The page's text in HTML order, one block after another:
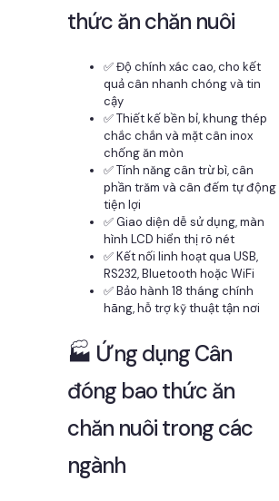
thức ăn chăn nuôi
✅ Độ chính xác cao, cho kết
quả cân nhanh chóng và tin
cậy
✅ Thiết kế bền bỉ, khung thép
chắc chắn và mặt cân inox
chống ăn mòn
✅ Tính năng cân trừ bì, cân
phần trăm và cân đếm tự động
tiện lợi
✅ Giao diện dễ sử dụng, màn
hình LCD hiển thị rõ nét
✅ Kết nối linh hoạt qua USB,
RS232, Bluetooth hoặc WiFi
✅ Bảo hành 18 tháng chính
hãng, hỗ trợ kỹ thuật tận nơi
🏭 Ứng dụng Cân
đóng bao thức ăn
chăn nuôi trong các
ngành